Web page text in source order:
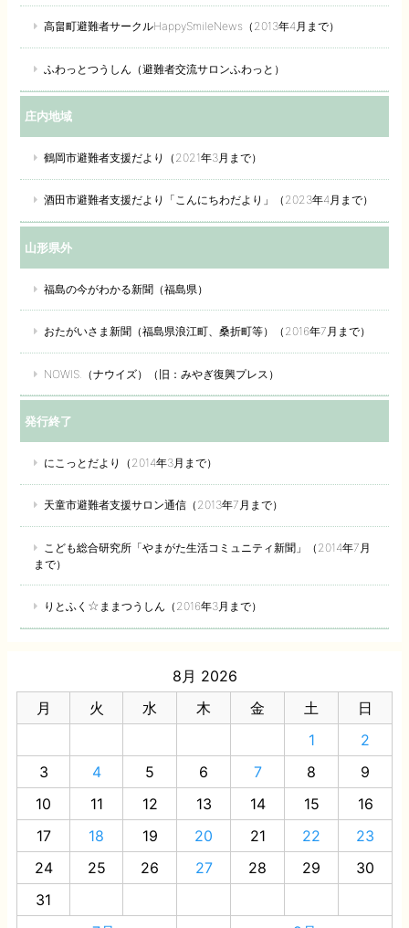
高畠町避難者サークルHappySmileNews（2013年4月まで）
ふわっとつうしん（避難者交流サロンふわっと）
庄内地域
鶴岡市避難者支援だより（2021年3月まで）
酒田市避難者支援だより「こんにちわだより」（2023年4月まで）
山形県外
福島の今がわかる新聞（福島県）
おたがいさま新聞（福島県浪江町、桑折町等）（2016年7月まで）
NOWIS.（ナウイズ）（旧：みやぎ復興プレス）
発行終了
にこっとだより（2014年3月まで）
天童市避難者支援サロン通信（2013年7月まで）
こども総合研究所「やまがた生活コミュニティ新聞」（2014年7月
まで）
りとふく☆ままつうしん（2016年3月まで）
8月 2026
月
火 水 木 金 土
日
1
2
3
4 5 6 7 8
9
10
11 12 13 14 15
16
17
18 19 20 21 22
23
24
25 26 27 28 29
30
31